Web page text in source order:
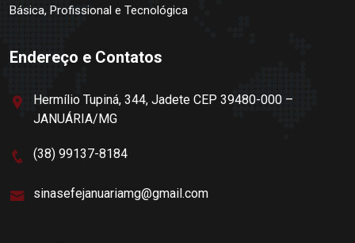
Básica, Profissional e Tecnológica
Endereço e Contatos
Hermílio Tupiná, 344, Jadete CEP 39480-000 –
JANUÁRIA/MG
(38) 99137-8184
sinasefejanuariamg@gmail.com